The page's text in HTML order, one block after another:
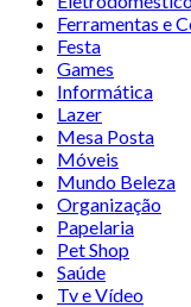
Ferramentas e
Festa
Games
Informática
Lazer
Mesa Posta
Móveis
Mundo Beleza
Organização
Papelaria
Pet Shop
Saúde
Tv e Vídeo